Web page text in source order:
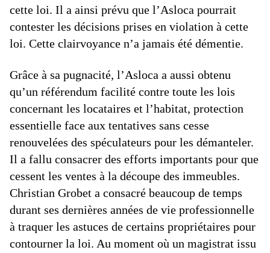
cette loi. Il a ainsi prévu que l’Asloca pourrait
contester les décisions prises en violation à cette
loi. Cette clairvoyance n’a jamais été démentie.
Grâce à sa pugnacité, l’Asloca a aussi obtenu
qu’un référendum facilité contre toute les lois
concernant les locataires et l’habitat, protection
essentielle face aux tentatives sans cesse
renouvelées des spéculateurs pour les démanteler.
Il a fallu consacrer des efforts importants pour que
cessent les ventes à la découpe des immeubles.
Christian Grobet a consacré beaucoup de temps
durant ses dernières années de vie professionnelle
à traquer les astuces de certains propriétaires pour
contourner la loi. Au moment où un magistrat issu